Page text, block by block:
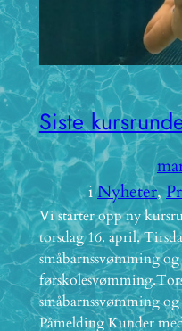
Siste
iNyheter,
Vi starter opp ny
torsdag 16. april.
småbarnssvømming og
småbarnssvømming
Påmelding Kunder